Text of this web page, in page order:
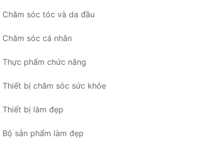
Chăm sóc tóc và da đầu
Chăm sóc cá nhân
Thực phẩm chức năng
Thiết bị chăm sóc sức khỏe
Thiết bị làm đẹp
Bộ sản phẩm làm đẹp